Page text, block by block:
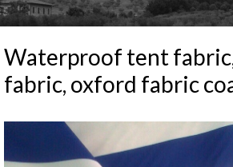
Waterproof tent
fabric, oxford fabric